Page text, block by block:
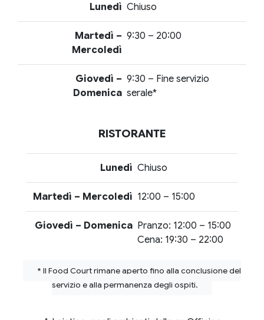
Lunedì Chiuso
Martedì –
Mercoledì
9:30 – 20:00
Giovedì –
Domenica
9:30 – Fine servizio
serale*
RISTORANTE
Lunedì Chiuso
Martedì – Mercoledì 12:00 – 15:00
Giovedì – Domenica Pranzo: 12:00 – 15:00
Cena: 19:30 – 22:00
* Il Food Court rimane aperto fino alla conclusione del
servizio e alla permanenza degli ospiti.